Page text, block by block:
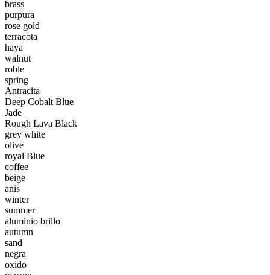
brass
purpura
rose gold
terracota
haya
walnut
roble
spring
Antracita
Deep Cobalt Blue
Jade
Rough Lava Black
grey white
olive
royal Blue
coffee
beige
anis
winter
summer
aluminio brillo
autumn
sand
negra
oxido